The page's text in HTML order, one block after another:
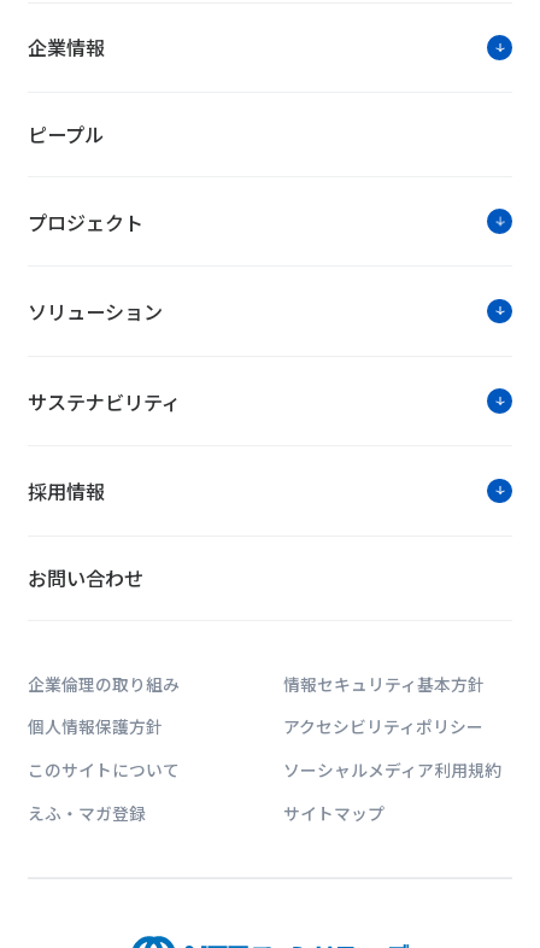
企業情報
ピープル
プロジェクト
ソリューション
サステナビリティ
採用情報
お問い合わせ
企業倫理の取り組み
情報セキュリティ基本方針
個人情報保護方針
アクセシビリティポリシー
このサイトについて
ソーシャルメディア利用規約
えふ・マガ登録
サイトマップ